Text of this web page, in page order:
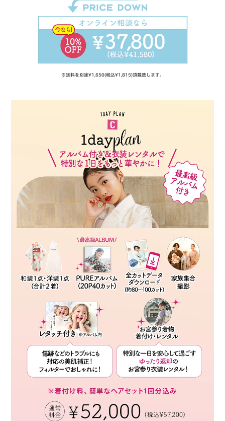
※送料を別途¥1,650(税込¥1,815)頂戴致します。